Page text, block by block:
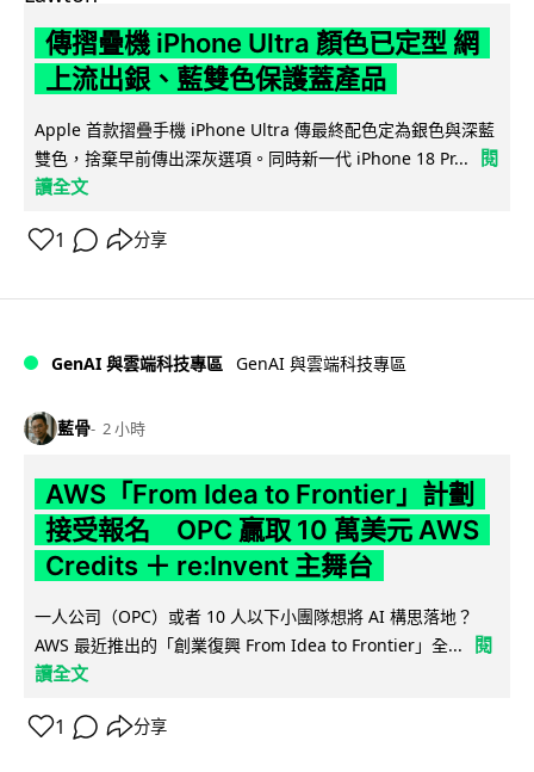
傳摺疊機 iPhone Ultra 顏色已定型 網
上流出銀、藍雙色保護蓋產品
Apple 首款摺疊手機 iPhone Ultra 傳最終配色定為銀色與深藍
雙色，捨棄早前傳出深灰選項。同時新一代 iPhone 18 Pr...
閱
讀全文
1 分享
GenAI 與雲端科技專區 GenAI 與雲端科技專區
藍骨 2 小時
AWS「From Idea to Frontier」計劃
接受報名 OPC 贏取 10 萬美元 AWS
Credits ＋ re:Invent 主舞台
一人公司（OPC）或者 10 人以下小團隊想將 AI 構思落地？
AWS 最近推出的「創業復興 From Idea to Frontier」全...
閱
讀全文
1 分享